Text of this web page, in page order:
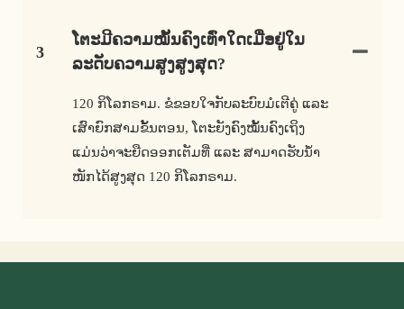
3
ໂຕະມີຄວາມໝັ້ນຄົງເທົ່າໃດເມື່ອຢູ່ໃນ
ລະດັບຄວາມສູງສູງສຸດ?
120 ກິໂລກຣາມ. ຂໍຂອບໃຈກັບລະບົບມໍເຕີຄູ່ ແລະ
ເສົາຍົກສາມຂັ້ນຕອນ, ໂຕະຍັງຄົງໝັ້ນຄົງເຖິງ
ແມ່ນວ່າຈະຍືດອອກເຕັມທີ່ ແລະ ສາມາດຮັບນ້ຳ
ໜັກໄດ້ສູງສຸດ 120 ກິໂລກຣາມ.